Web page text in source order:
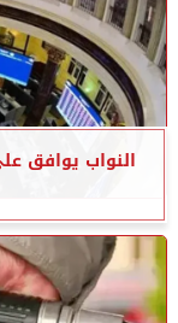
النواب يوافق